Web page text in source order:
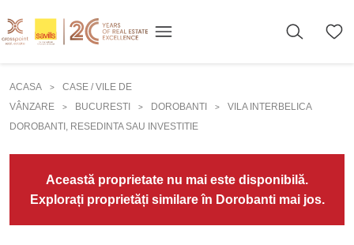
ACASA >
CASE / VILE DE
VÂNZARE
> BUCURESTI > DOROBANTI >
VILA INTERBELICA
DOROBANTI, RESEDINTA SAU INVESTITIE
Această proprietate nu mai este disponibilă.
Explorați proprietăți similare în Dorobanti mai jos.